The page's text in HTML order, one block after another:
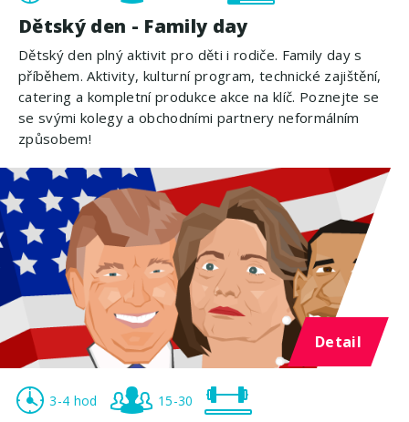
Dětský den - Family day
Dětský den plný aktivit pro děti i rodiče. Family day s
příběhem. Aktivity, kulturní program, technické zajištění,
catering a kompletní produkce akce na klíč. Poznejte se
se svými kolegy a obchodními partnery neformálním
způsobem!
Detail
3-4 hod 15-30